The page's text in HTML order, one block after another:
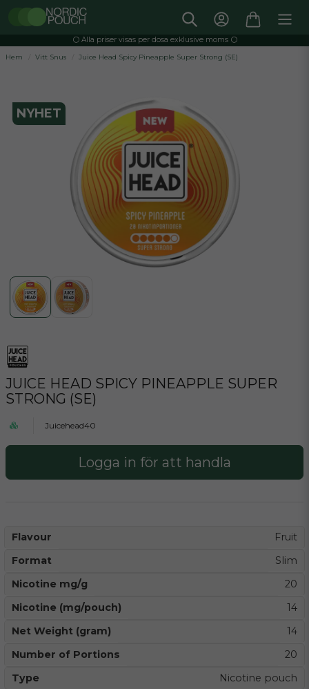
⚪️ Alla priser visas per dosa exklusive moms ⚪️
Hem
Vitt Snus Juice Head Spicy Pineapple Super Strong (SE)
NYHET
JUICE HEAD SPICY PINEAPPLE SUPER
STRONG (SE)
Juicehead40
Logga in för att handla
Flavour
Fruit
Format
Slim
Nicotine mg/g
20
Nicotine (mg/pouch)
14
Net Weight (gram)
14
Number of Portions
20
Type
Nicotine pouch